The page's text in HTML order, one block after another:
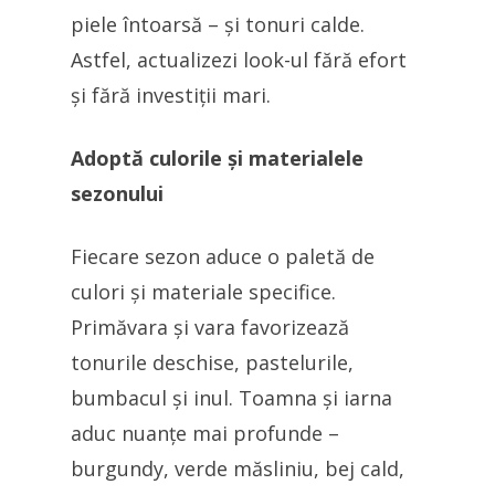
piele întoarsă – și tonuri calde.
Astfel, actualizezi look-ul fără efort
și fără investiții mari.
Adoptă culorile și materialele
sezonului
Fiecare sezon aduce o paletă de
culori și materiale specifice.
Primăvara și vara favorizează
tonurile deschise, pastelurile,
bumbacul și inul. Toamna și iarna
aduc nuanțe mai profunde –
burgundy, verde măsliniu, bej cald,